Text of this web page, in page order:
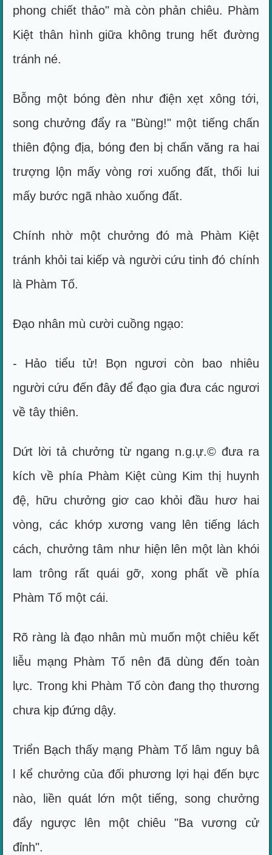
phong chiết thảo" mà còn phản chiêu. Phàm
Kiệt thân hình giữa không trung hết đường
tránh né.
Bỗng một bóng đèn như điện xẹt xông tới,
song chưởng đẩy ra "Bùng!" một tiếng chấn
thiên động địa, bóng đen bị chấn văng ra hai
trượng lộn mấy vòng rơi xuống đất, thối lui
mấy bước ngã nhào xuống đất.
Chính nhờ một chưởng đó mà Phàm Kiệt
tránh khỏi tai kiếp và người cứu tinh đó chính
là Phàm Tố.
Đạo nhân mù cười cuồng ngạo:
- Hảo tiểu tử! Bọn ngươi còn bao nhiêu
người cứu đến đây để đạo gia đưa các ngươi
về tây thiên.
Dứt lời tả chưởng từ ngang n.g.ự.© đưa ra
kích về phía Phàm Kiệt cùng Kim thị huynh
đệ, hữu chưởng giơ cao khỏi đầu hươ hai
vòng, các khớp xương vang lên tiếng lách
cách, chưởng tâm như hiện lên một làn khói
lam trông rất quái gỡ, xong phất về phía
Phàm Tố một cái.
Rõ ràng là đạo nhân mù muốn một chiêu kết
liễu mạng Phàm Tố nên đã dùng đến toàn
lực. Trong khi Phàm Tố còn đang thọ thương
chưa kịp đứng dậy.
Triển Bạch thấy mạng Phàm Tố lâm nguy bâ
l kể chưởng của đối phương lợi hại đến bực
nào, liền quát lớn một tiếng, song chưởng
đẩy ngược lên một chiêu "Ba vương cử
đỉnh".